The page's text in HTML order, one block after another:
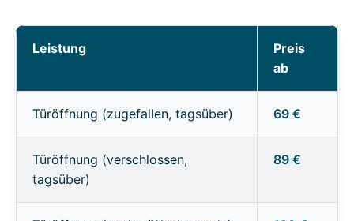
Leistung
Preis
ab
Türöffnung (zugefallen, tagsüber) 69 €
Türöffnung (verschlossen,
tagsüber)
89 €